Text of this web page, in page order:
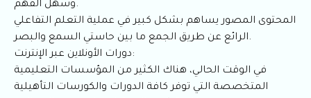
وسهل الفهم.
المحتوى المصور يساهم بشكل كبير في عملية التعلم التفاعلي
الرائع عن طريق الجمع ما بين حاستي السمع والبصر.
دورات الأونلاين عبر الإنترنت:
في الوقت الحالي، هناك الكثير من المؤسسات التعليمية
المتخصصة التي توفر كافة الدورات والكورسات التأهيلية